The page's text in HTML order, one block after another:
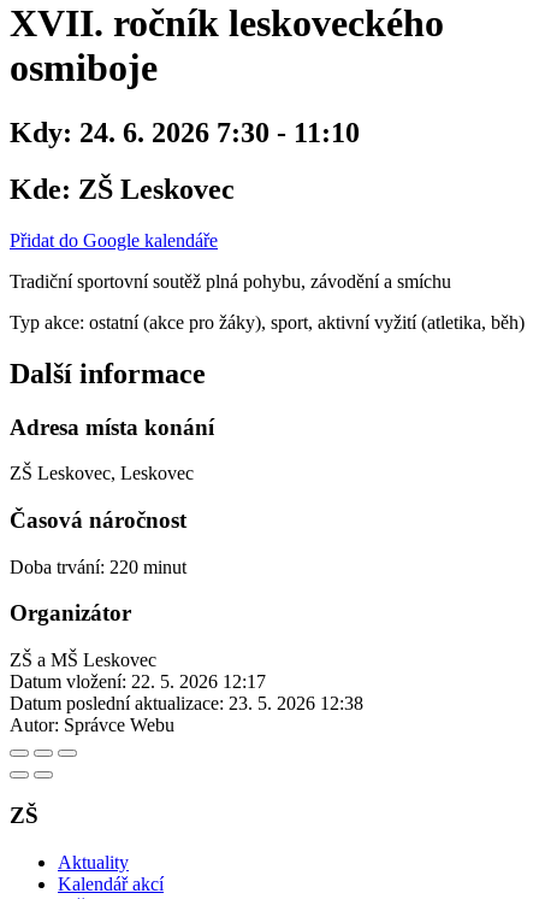
XVII. ročník leskoveckého
osmiboje
Kdy: 24. 6. 2026 7:30 - 11:10
Kde: ZŠ Leskovec
Přidat do Google kalendáře
Tradiční sportovní soutěž plná pohybu, závodění a smíchu
Typ akce: ostatní (akce pro žáky), sport, aktivní vyžití (atletika, běh)
Další informace
Adresa místa konání
ZŠ Leskovec, Leskovec
Časová náročnost
Doba trvání: 220 minut
Organizátor
ZŠ a MŠ Leskovec
Datum vložení: 22. 5. 2026 12:17
Datum poslední aktualizace: 23. 5. 2026 12:38
Autor: Správce Webu
ZŠ
Aktuality
Kalendář akcí